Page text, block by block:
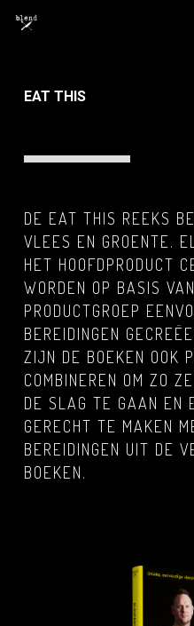
Skip
contentEAT THIS
DE EAT THIS REEKS
VLEES EN GROENTE.
HET HOOFDPRODUCT
WORDEN OP BASIS
PRODUCTGROEP
BEREIDINGEN
ZIJN DE BOEKEN OOK
COMBINEREN OM ZO
DE SLAG TE GAAN EN
GERECHT TE MAKEN
BEREIDINGEN UIT DE
BOEKEN.